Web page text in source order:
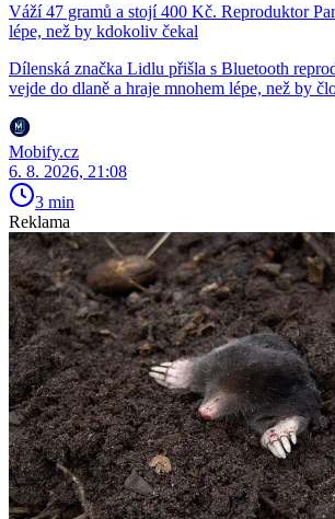
Váží 47 gramů a stojí 400 Kč. Reproduktor
lépe, než by kdokoliv čekal
Dílenská značka Lidlu přišla s Bluetooth
vejde do dlaně a hraje mnohem lépe, než by
Mobify.cz
6. 8. 2026, 21:08
3 min
Reklama